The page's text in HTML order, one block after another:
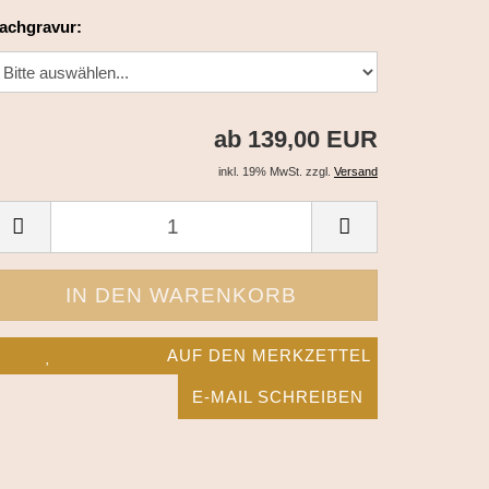
ab 139,00 EUR
inkl. 19% MwSt. zzgl. Versand
AUF DEN MERKZETTEL
E-MAIL SCHREIBEN